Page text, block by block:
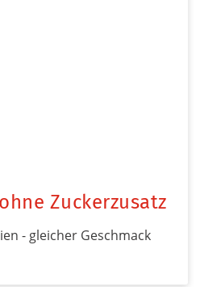
Zuckerzusatz
- gleicher Geschmack